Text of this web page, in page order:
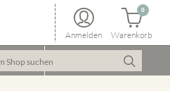
Anmelden Warenkorb
0